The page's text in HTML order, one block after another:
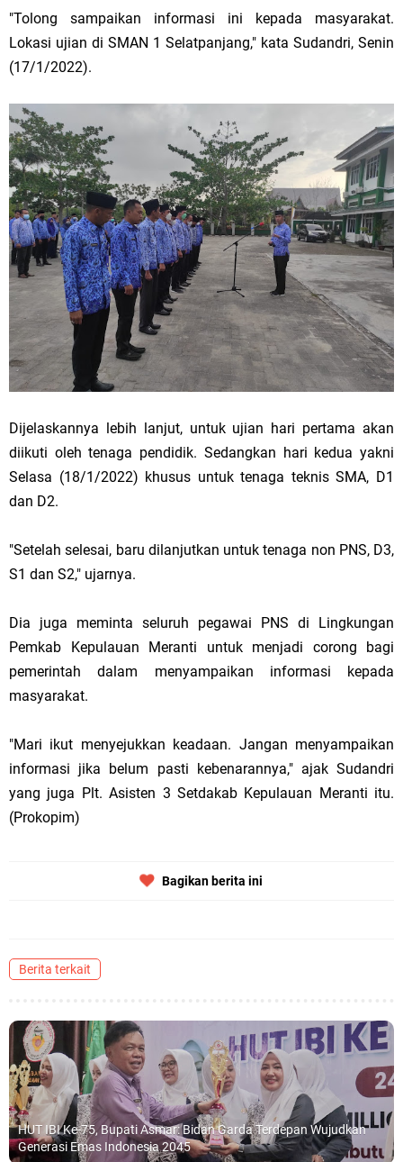
"Tolong sampaikan informasi ini kepada masyarakat.
Lokasi ujian di SMAN 1 Selatpanjang," kata Sudandri, Senin
(17/1/2022).
Dijelaskannya lebih lanjut, untuk ujian hari pertama akan
diikuti oleh tenaga pendidik. Sedangkan hari kedua yakni
Selasa (18/1/2022) khusus untuk tenaga teknis SMA, D1
dan D2.
"Setelah selesai, baru dilanjutkan untuk tenaga non PNS, D3,
S1 dan S2," ujarnya.
Dia juga meminta seluruh pegawai PNS di Lingkungan
Pemkab Kepulauan Meranti untuk menjadi corong bagi
pemerintah dalam menyampaikan informasi kepada
masyarakat.
"Mari ikut menyejukkan keadaan. Jangan menyampaikan
informasi jika belum pasti kebenarannya," ajak Sudandri
yang juga Plt. Asisten 3 Setdakab Kepulauan Meranti itu.
(Prokopim)
Bagikan berita ini
Berita terkait
HUT IBI Ke-75, Bupati Asmar: Bidan Garda Terdepan Wujudkan
Generasi Emas Indonesia 2045